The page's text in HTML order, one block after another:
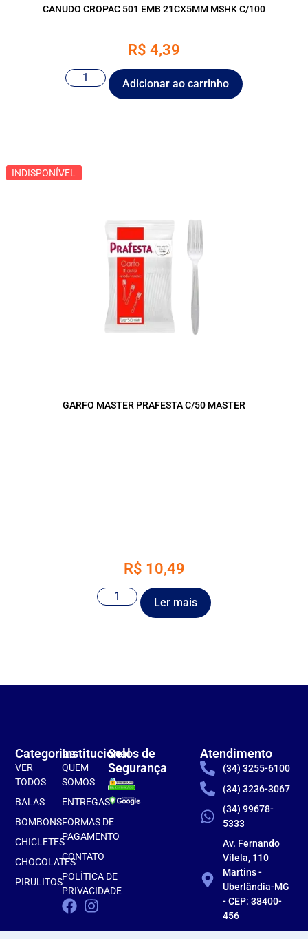
CANUDO CROPAC 501 EMB 21CX5MM MSHK C/100
R$ 4,39
Adicionar ao carrinho
INDISPONÍVEL
INDISPONÍVEL
GARFO MASTER PRAFESTA C/50 MASTER
R$ 10,49
Ler mais
Institucional
QUEM
SOMOS
ENTREGAS
FORMAS DE
PAGAMENTO
CONTATO
POLÍTICA DE
PRIVACIDADE
Categorias
VER
TODOS
BALAS
BOMBONS
CHICLETES
CHOCOLATES
PIRULITOS
Atendimento
(34) 3255-6100
(34) 3236-3067
(34) 99678-
5333
Av. Fernando
Vilela, 110
Martins -
Uberlândia-MG
- CEP: 38400-
456
Selos de
Segurança